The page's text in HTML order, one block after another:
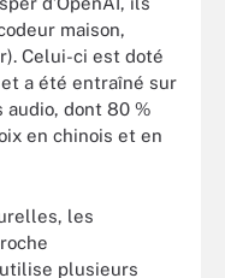
maison,
Celui-ci est doté
a été entraîné sur
audio, dont 80 %
en chinois et en
les
utilise plusieurs